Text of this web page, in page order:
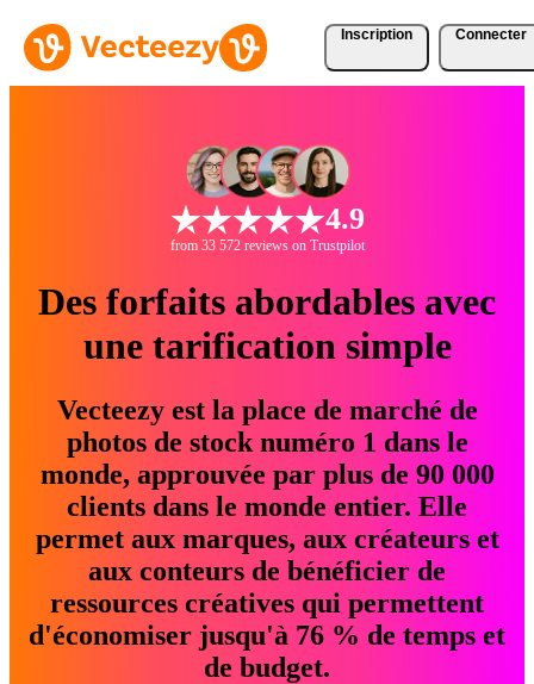
Inscription Connecter
4.9
from 33 572 reviews on Trustpilot
Des forfaits abordables avec
une tarification simple
Vecteezy est la place de marché de
photos de stock numéro 1 dans le
monde, approuvée par plus de 90 000
clients dans le monde entier. Elle
permet aux marques, aux créateurs et
aux conteurs de bénéficier de
ressources créatives qui permettent
d'économiser jusqu'à 76 % de temps et
de budget.